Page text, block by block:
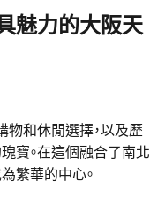
魅力的大阪天
物和休閒選擇，以及歷
寶。在這個融合了南北
繁華的中心。